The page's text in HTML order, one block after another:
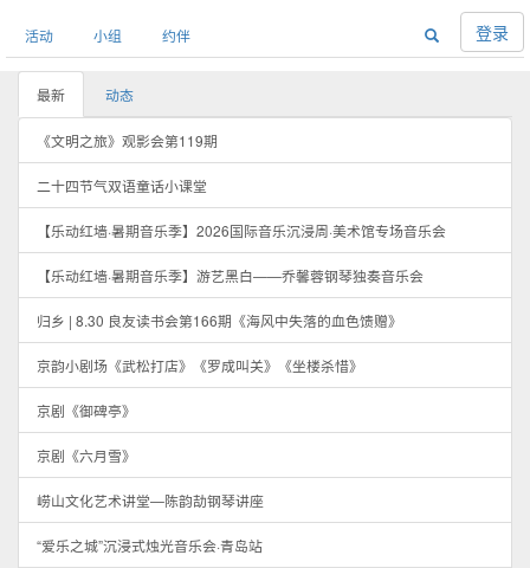
活动 小组 约伴 登录
最新 动态
《文明之旅》观影会第119期
二十四节气双语童话小课堂
【乐动红墙·暑期音乐季】2026国际音乐沉浸周·美术馆专场音乐会
【乐动红墙·暑期音乐季】游艺黑白——乔馨蓉钢琴独奏音乐会
归乡 | 8.30 良友读书会第166期《海风中失落的血色馈赠》
京韵小剧场《武松打店》《罗成叫关》《坐楼杀惜》
京剧《御碑亭》
京剧《六月雪》
崂山文化艺术讲堂—陈韵劼钢琴讲座
“爱乐之城”沉浸式烛光音乐会·青岛站